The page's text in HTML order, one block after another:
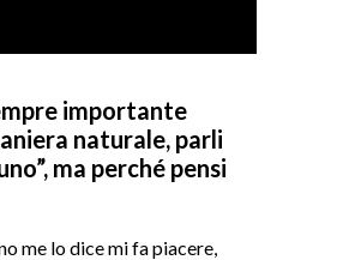
importante
naturale, parli
ma perché pensi
me lo dice mi fa piacere,